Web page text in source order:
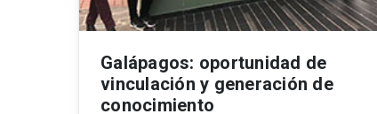
Galápagos: oportunidad de
vinculación y generación de
conocimiento